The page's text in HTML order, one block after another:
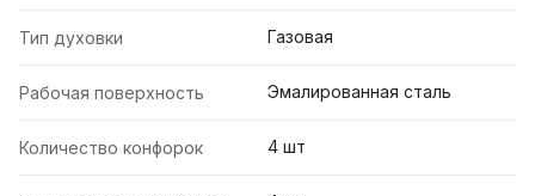
Тип духовки Газовая
Рабочая поверхность Эмалированная сталь
Количество конфорок 4 шт